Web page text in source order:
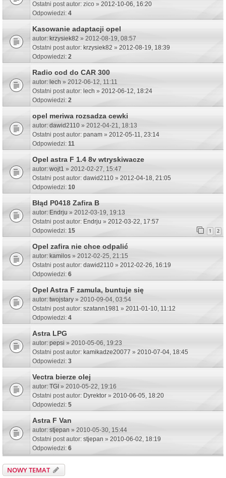
Ostatni post autor: zico » 2012-10-06, 16:20
Odpowiedzi: 4
Kasowanie adaptacji opel
autor: krzysiek82 » 2012-08-19, 08:57
Ostatni post autor: krzysiek82 » 2012-08-19, 18:39
Odpowiedzi: 2
Radio cod do CAR 300
autor: lech » 2012-06-12, 11:11
Ostatni post autor: lech » 2012-06-12, 18:24
Odpowiedzi: 2
opel meriwa rozsadza cewki
autor: dawid2110 » 2012-04-21, 18:13
Ostatni post autor: panam » 2012-05-11, 23:14
Odpowiedzi: 11
Opel astra F 1.4 8v wtryskiwacze
autor: wojt1 » 2012-02-27, 15:47
Ostatni post autor: dawid2110 » 2012-04-18, 21:05
Odpowiedzi: 10
Błąd P0418 Zafira B
autor: Endrju » 2012-03-19, 19:13
Ostatni post autor: Endrju » 2012-03-22, 17:57
Odpowiedzi: 15 1 2
Opel zafira nie chce odpalić
autor: kamilos » 2012-02-25, 21:15
Ostatni post autor: dawid2110 » 2012-02-26, 16:19
Odpowiedzi: 6
Opel Astra F zamula, buntuje się
autor: twojstary » 2010-09-04, 03:54
Ostatni post autor: szatann1981 » 2011-01-10, 11:12
Odpowiedzi: 4
Astra LPG
autor: pepsi » 2010-05-06, 19:23
Ostatni post autor: kamikadze20077 » 2010-07-04, 18:45
Odpowiedzi: 3
Vectra bierze olej
autor: TGI » 2010-05-22, 19:16
Ostatni post autor: Dyrektor » 2010-06-05, 18:20
Odpowiedzi: 5
Astra F Van
autor: stjepan » 2010-05-30, 15:44
Ostatni post autor: stjepan » 2010-06-02, 18:19
Odpowiedzi: 6
NOWY TEMAT